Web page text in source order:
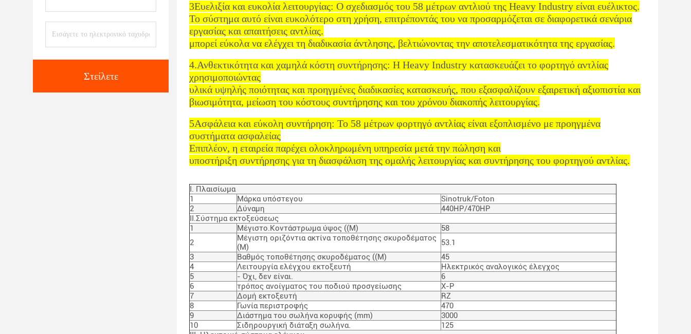
Στείλετε
3Ευελιξία και ευκολία λειτουργίας: Ο σχεδιασμός του 58 μέτρων αντλιού της Heavy Industry είναι ευέλικτος.
Το σύστημα αυτό είναι ευκολότερο στη χρήση, επιτρέποντάς του να προσαρμόζεται σε διαφορετικά σενάρια
εργασίας και απαιτήσεις αντλίας.
μπορεί εύκολα να ελέγχει τη διαδικασία άντλησης, βελτιώνοντας την αποτελεσματικότητα της εργασίας.
4.Ανθεκτικότητα και χαμηλά κόστη συντήρησης: Η Heavy Industry κατασκευάζει το φορτηγό αντλίας
χρησιμοποιώντας
υλικά υψηλής ποιότητας και προηγμένες διαδικασίες κατασκευής, που εξασφαλίζουν εξαιρετική αξιοπιστία και
βιωσιμότητα, μείωση του κόστους συντήρησης και του χρόνου διακοπής λειτουργίας.
5Ασφάλεια και εύκολη συντήρηση: Το 58 μέτρων φορτηγό αντλίας είναι εξοπλισμένο με προηγμένα
συστήματα ασφαλείας
Επιπλέον, η εταιρεία παρέχει ολοκληρωμένη υπηρεσία μετά την πώληση και
υποστήριξη συντήρησης για τη διασφάλιση της ομαλής λειτουργίας και συντήρησης του φορτηγού αντλίας.
Ι. Πλαισίωμα
1
Μάρκα υπόστεγου
Sinotruk/Foton
2
Δύναμη
440HP/470HP
ΙΙ.Σύστημα εκτοξεύσεως
1
Μέγιστο.Κοντάστρωμα ύψος ((M)
58
2
Μέγιστη οριζόντια ακτίνα τοποθέτησης σκυροδέματος
(M)
53.1
3
Βαθμός τοποθέτησης σκυροδέματος ((M)
45
4
Λειτουργία ελέγχου εκτοξευτή
Ηλεκτρικός αναλογικός έλεγχος
5
- Όχι, δεν είναι.
6
6
τρόπος ανοίγματος του ποδιού προσγείωσης
Χ-Ρ
7
Δομή εκτοξευτή
RZ
8
Γωνία περιστροφής
470
9
Διάστημα του σωλήνα κορυφής (mm)
3000
10
Σιδηρουργική διάταξη σωλήνα.
125